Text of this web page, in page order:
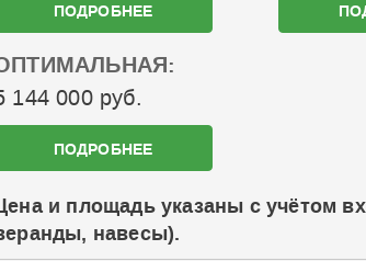
ПОДРОБНЕЕ
144 000 руб.
ПОДРОБНЕЕ
и площадь указаны с учётом
навесы).